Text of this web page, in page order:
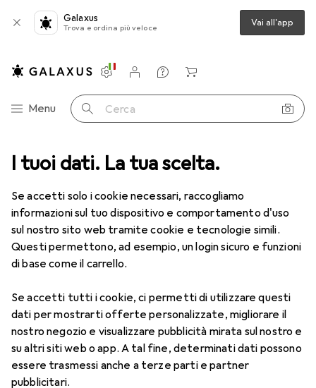
I tuoi dati. La tua scelta.
Se accetti solo i cookie necessari, raccogliamo
informazioni sul tuo dispositivo e comportamento d'uso
sul nostro sito web tramite cookie e tecnologie simili.
Questi permettono, ad esempio, un login sicuro e funzioni
di base come il carrello.
Se accetti tutti i cookie, ci permetti di utilizzare questi
dati per mostrarti offerte personalizzate, migliorare il
nostro negozio e visualizzare pubblicità mirata sul nostro e
su altri siti web o app. A tal fine, determinati dati possono
essere trasmessi anche a terze parti e partner
pubblicitari.
Galaxus
Trova e ordina più veloce Vai all'app
Categoria Navigazione
Menu Cerca
Impostazioni
Conto cliente
Liste di confronto
Liste dei desideri
Carrello
le categorie Moda Tutto in Moda
Pumps
Prodotti Forum